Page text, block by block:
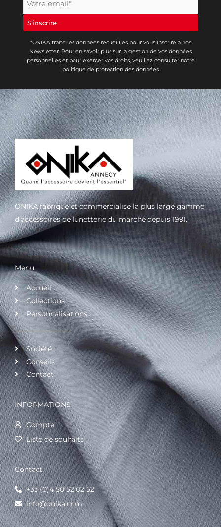
*ONIKA traite les données recueillies pour vous inscrire à nos
Newsletter. Pour en savoir plus sur la gestion de vos données
personnelles et pour exercer vos droits, veuillez consulter notre
politique de protection des données
ONIKA fabrique et commercialise la plus large gamme
d’accessoires de lunetterie du marché depuis 1991.
Menu
Accueil
Collections
Personnalisations
Société
Conseils
Contact
INFORMATIONS
Compte
Liste de souhaits
Contact
+33 (0)4 50 52 02 52
info@onika.com